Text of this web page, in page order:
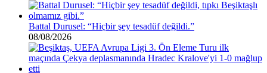
Battal Durusel: “Hiçbir şey tesadüf değildi.”
08/08/2026